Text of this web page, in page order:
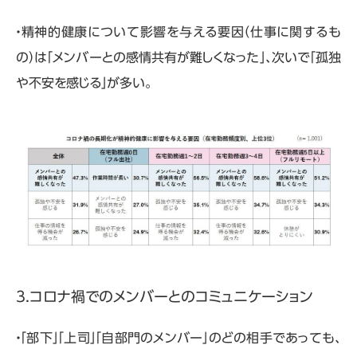
・精神的健康について影響を与える要因（仕事に関するも
の）は「メンバーとの感情共有が難しくなった」、次いで「孤独
や不安を感じる」が多い。
3.コロナ禍でのメンバーとのコミュニケーション
・「部下」「上司」「自部門のメンバー」のどの相手であっても、